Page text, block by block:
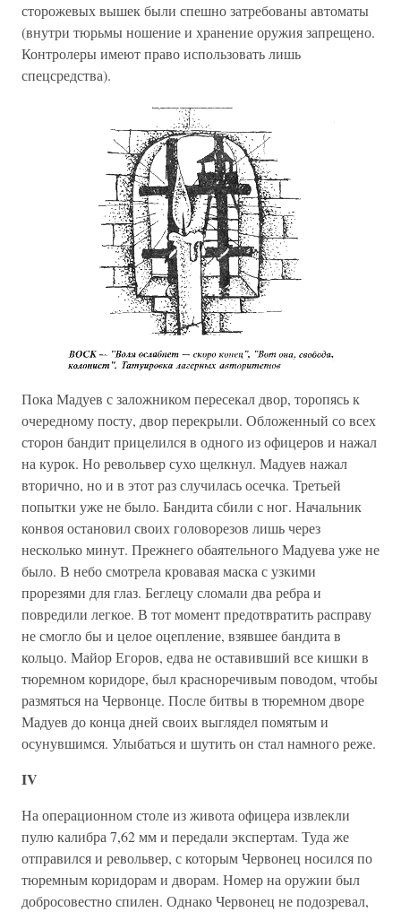
сторожевых вышек были спешно затребованы автоматы
(внутри тюрьмы ношение и хранение оружия запрещено.
Контролеры имеют право использовать лишь
спецсредства).
Пока Мадуев с заложником пересекал двор, торопясь к
очередному посту, двор перекрыли. Обложенный со всех
сторон бандит прицелился в одного из офицеров и нажал
на курок. Но револьвер сухо щелкнул. Мадуев нажал
вторично, но и в этот раз случилась осечка. Третьей
попытки уже не было. Бандита сбили с ног. Начальник
конвоя остановил своих головорезов лишь через
несколько минут. Прежнего обаятельного Мадуева уже не
было. В небо смотрела кровавая маска с узкими
прорезями для глаз. Беглецу сломали два ребра и
повредили легкое. В тот момент предотвратить расправу
не смогло бы и целое оцепление, взявшее бандита в
кольцо. Майор Егоров, едва не оставивший все кишки в
тюремном коридоре, был красноречивым поводом, чтобы
размяться на Червонце. После битвы в тюремном дворе
Мадуев до конца дней своих выглядел помятым и
осунувшимся. Улыбаться и шутить он стал намного реже.
IV
На операционном столе из живота офицера извлекли
пулю калибра 7,62 мм и передали экспертам. Туда же
отправился и револьвер, с которым Червонец носился по
тюремным коридорам и дворам. Номер на оружии был
добросовестно спилен. Однако Червонец не подозревал,